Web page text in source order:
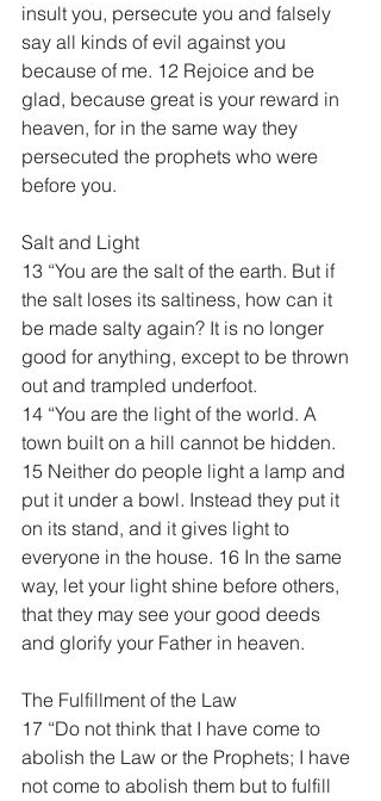
insult you, persecute you and falsely
say all kinds of evil against you
because of me. 12 Rejoice and be
glad, because great is your reward in
heaven, for in the same way they
persecuted the prophets who were
before you.
Salt and Light
13 “You are the salt of the earth. But if
the salt loses its saltiness, how can it
be made salty again? It is no longer
good for anything, except to be thrown
out and trampled underfoot.
14 “You are the light of the world. A
town built on a hill cannot be hidden.
15 Neither do people light a lamp and
put it under a bowl. Instead they put it
on its stand, and it gives light to
everyone in the house. 16 In the same
way, let your light shine before others,
that they may see your good deeds
and glorify your Father in heaven.
The Fulfillment of the Law
17 “Do not think that I have come to
abolish the Law or the Prophets; I have
not come to abolish them but to fulfill